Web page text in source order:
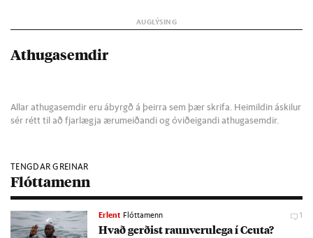
Athugasemdir
Allar athugasemdir eru ábyrgð á þeirra sem þær skrifa. Heimildin áskilur
sér rétt til að fjarlægja ærumeiðandi og óviðeigandi athugasemdir.
TENGDAR GREINAR
Flóttamenn
Erlent Flóttamenn 1
Hvað gerð­ist raun­veru­lega í Ceuta?